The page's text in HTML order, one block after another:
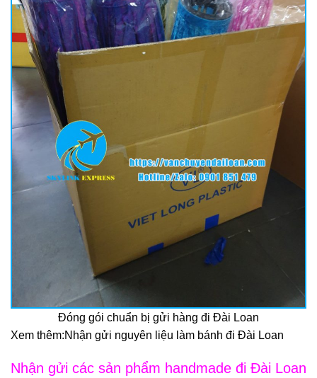
Đóng gói chuẩn bị gửi hàng đi Đài Loan
Xem thêm:Nhận gửi nguyên liệu làm bánh đi Đài Loan
Nhận gửi các sản phẩm handmade đi Đài Loan